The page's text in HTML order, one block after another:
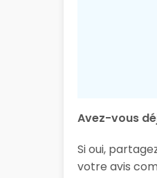
Avez-vous
Si oui,
votre avis